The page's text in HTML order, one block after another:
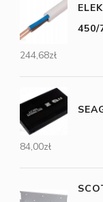
450/
244,68zł
84,00zł